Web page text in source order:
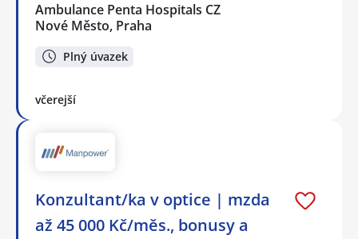
Ambulance Penta Hospitals CZ
Nové Město, Praha
Plný úvazek
včerejší
Konzultant/ka v optice | mzda
až 45 000 Kč/měs., bonusy a